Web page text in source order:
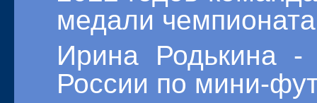
медали
Ирина Родькина -
России по мини-